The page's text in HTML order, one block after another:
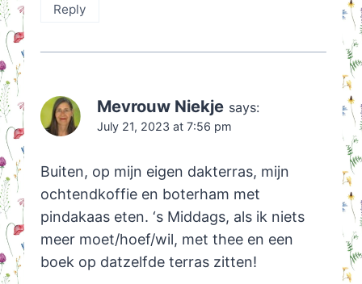
Reply
Mevrouw Niekje says:
July 21, 2023 at 7:56 pm
Buiten, op mijn eigen dakterras, mijn
ochtendkoffie en boterham met
pindakaas eten. ‘s Middags, als ik niets
meer moet/hoef/wil, met thee en een
boek op datzelfde terras zitten!